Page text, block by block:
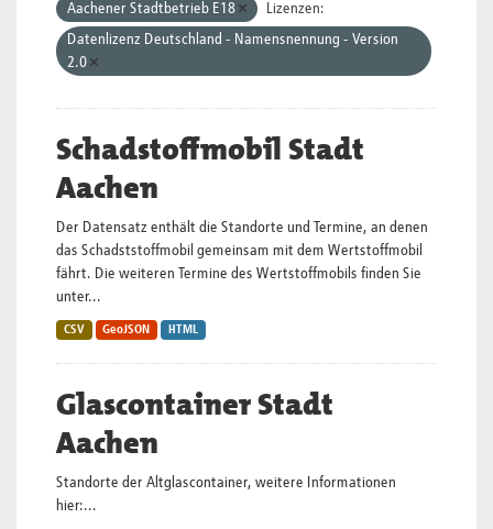
Aachener Stadtbetrieb E18
Lizenzen:
Datenlizenz Deutschland - Namensnennung - Version
2.0
Schadstoffmobil Stadt
Aachen
Der Datensatz enthält die Standorte und Termine, an denen
das Schadststoffmobil gemeinsam mit dem Wertstoffmobil
fährt. Die weiteren Termine des Wertstoffmobils finden Sie
unter...
CSV GeoJSON HTML
Glascontainer Stadt
Aachen
Standorte der Altglascontainer, weitere Informationen
hier:...